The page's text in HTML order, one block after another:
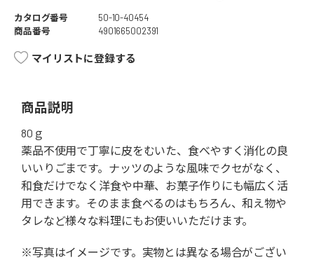
カタログ番号
50-10-40454
商品番号
4901665002391
マイリストに登録する
商品説明
80ｇ
薬品不使用で丁寧に皮をむいた、食べやすく消化の良
いいりごまです。ナッツのような風味でクセがなく、
和食だけでなく洋食や中華、お菓子作りにも幅広く活
用できます。そのまま食べるのはもちろん、和え物や
タレなど様々な料理にもお使いいただけます。
※写真はイメージです。実物とは異なる場合がござい